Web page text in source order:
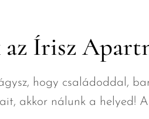
Írisz
hogy családoddal,
akkor nálunk a helyed!